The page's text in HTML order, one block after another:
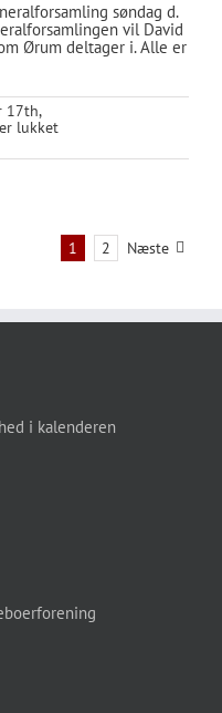
søndag d.
vil David
Ørum deltager i. Alle er
17th,
lukkettil
i
2019
1 2 Næste
i kalenderen